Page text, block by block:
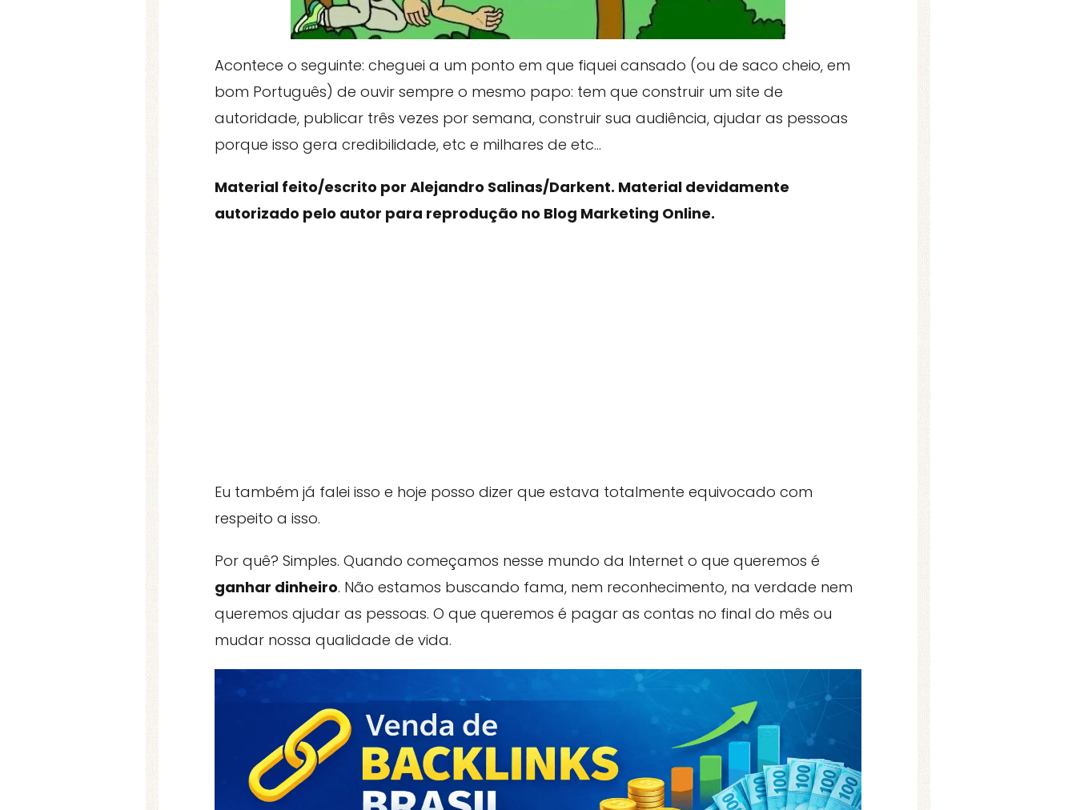
Acontece o seguinte: cheguei a um ponto em que fiquei cansado (ou de saco cheio, em
bom Português) de ouvir sempre o mesmo papo: tem que construir um site de
autoridade, publicar três vezes por semana, construir sua audiência, ajudar as pessoas
porque isso gera credibilidade, etc e milhares de etc...
Material feito/escrito por Alejandro Salinas/Darkent. Material devidamente
autorizado pelo autor para reprodução no Blog Marketing Online.
Eu também já falei isso e hoje posso dizer que estava totalmente equivocado com
respeito a isso.
Por quê? Simples. Quando começamos nesse mundo da Internet o que queremos é
ganhar dinheiro. Não estamos buscando fama, nem reconhecimento, na verdade nem
queremos ajudar as pessoas. O que queremos é pagar as contas no final do mês ou
mudar nossa qualidade de vida.